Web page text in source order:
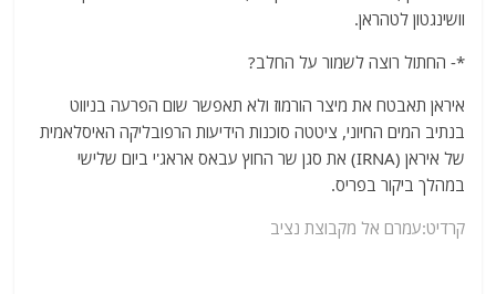
וושינגטון לטהראן.
*- החתול רוצה לשמור על החלב?
איראן תאבטח את מיצר הורמוז ולא תאפשר שום הפרעה בניווט
בנתיב המים החיוני, ציטטה סוכנות הידיעות הרפובליקה האיסלאמית
של איראן (IRNA) את סגן שר החוץ עבאס אראג'י ביום שלישי
במהלך ביקור בפריס.
קרדיט:עמרם אל מקבוצת נציב